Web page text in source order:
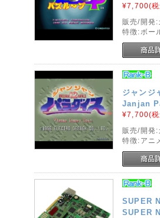
¥7,700(
販売/開発:
特徴:ボー
ジャンジ
Janjan
¥7,700(
販売/開発:
特徴:アニ
SUPER
SUPER